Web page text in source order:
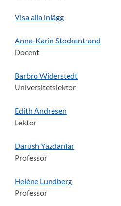
Visa alla inlägg
Anna-Karin Stockentrand
Docent
Barbro Widerstedt
Universitetslektor
Edith Andresen
Lektor
Darush Yazdanfar
Professor
Heléne Lundberg
Professor